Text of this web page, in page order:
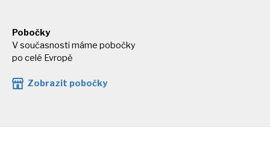
Pobočky
V současnosti máme pobočky
po celé Evropě
Zobrazit pobočky